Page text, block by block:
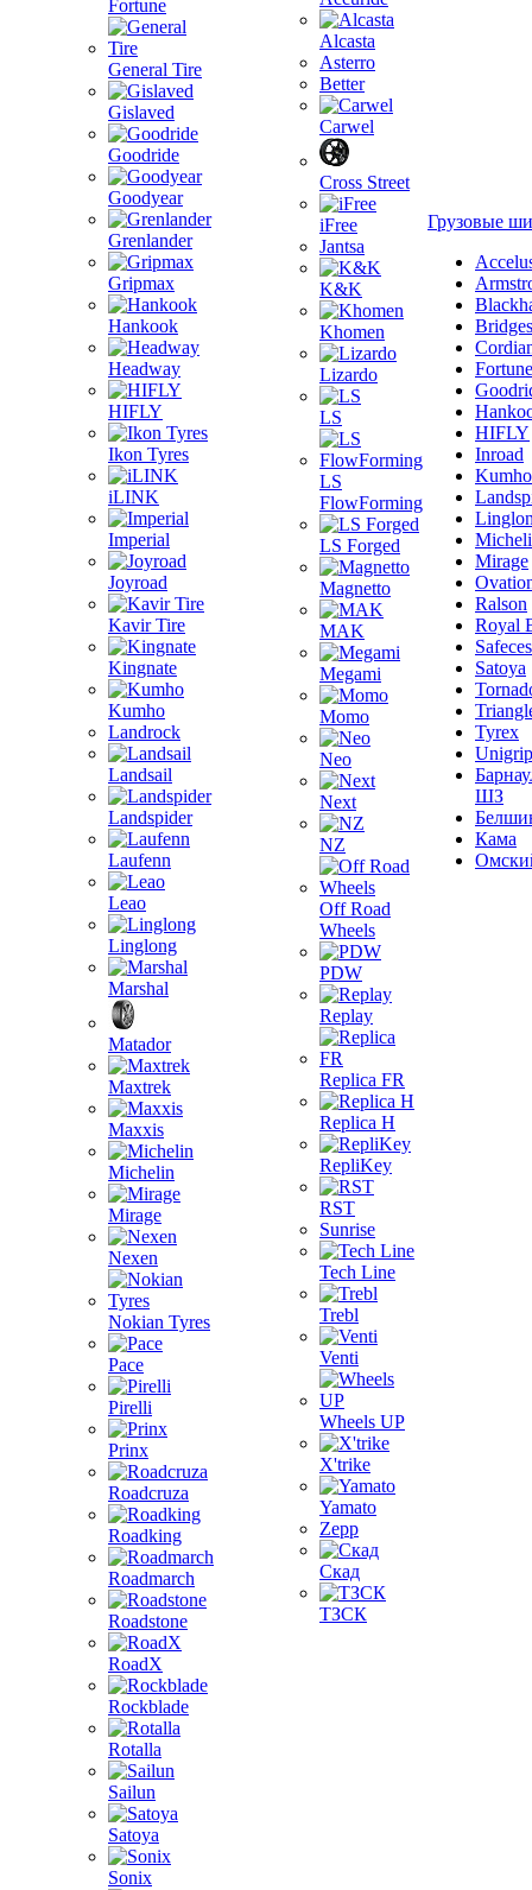
Fortune
General Tire
Gislaved
Goodride
Goodyear
Grenlander
Gripmax
Hankook
Headway
HIFLY
Ikon Tyres
iLINK
Imperial
Joyroad
Kavir Tire
Kingnate
Kumho
Landrock
Landsail
Landspider
Laufenn
Leao
Linglong
Marshal
Matador
Maxtrek
Maxxis
Michelin
Mirage
Nexen
Nokian Tyres
Pace
Pirelli
Prinx
Roadcruza
Roadking
Roadmarch
Roadstone
RoadX
Rockblade
Rotalla
Sailun
Satoya
Sonix
Alcasta
Asterro
Better
Carwel
Cross Street
iFree
Jantsa
K&K
Khomen
Lizardo
LS
LS
FlowForming
LS Forged
Magnetto
MAK
Megami
Momo
Neo
Next
NZ
Off Road
Wheels
PDW
Replay
Replica FR
Replica H
RepliKey
RST
Sunrise
Tech Line
Trebl
Venti
Wheels UP
X'trike
Yamato
Zepp
Скад
ТЗСК
Грузовые
Fortune
HIFLY
Inroad
Kumho
Mirage
Ralson
Royal
Satoya
Tyrex
Unigrip
ШЗ
Кама